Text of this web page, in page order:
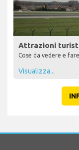
Attrazioni
Cose da vedere e
Visualizza...